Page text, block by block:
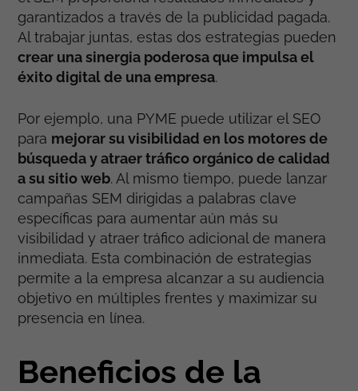
garantizados a través de la publicidad pagada.
Al trabajar juntas, estas dos estrategias pueden
crear una sinergia poderosa que impulsa el
éxito digital de una empresa.
Por ejemplo, una PYME puede utilizar el SEO
para mejorar su visibilidad en los motores de
búsqueda y atraer tráfico orgánico de calidad
a su sitio web. Al mismo tiempo, puede lanzar
campañas SEM dirigidas a palabras clave
específicas para aumentar aún más su
visibilidad y atraer tráfico adicional de manera
inmediata. Esta combinación de estrategias
permite a la empresa alcanzar a su audiencia
objetivo en múltiples frentes y maximizar su
presencia en línea.
Beneficios de la